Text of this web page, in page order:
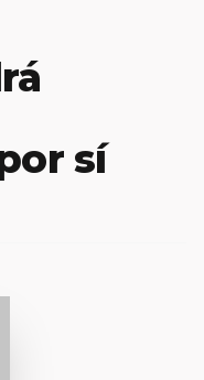
sí